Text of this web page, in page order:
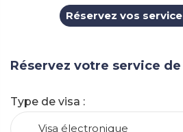
Réservez vos
Réservez votre service de
Type de visa :
Visa électronique